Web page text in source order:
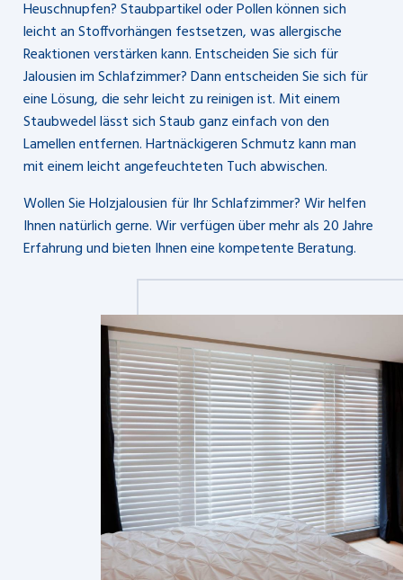
Heuschnupfen? Staubpartikel oder Pollen können sich
leicht an Stoffvorhängen festsetzen, was allergische
Reaktionen verstärken kann. Entscheiden Sie sich für
Jalousien im Schlafzimmer? Dann entscheiden Sie sich für
eine Lösung, die sehr leicht zu reinigen ist. Mit einem
Staubwedel lässt sich Staub ganz einfach von den
Lamellen entfernen. Hartnäckigeren Schmutz kann man
mit einem leicht angefeuchteten Tuch abwischen.
Wollen Sie Holzjalousien für Ihr Schlafzimmer? Wir helfen
Ihnen natürlich gerne. Wir verfügen über mehr als 20 Jahre
Erfahrung und bieten Ihnen eine kompetente Beratung.